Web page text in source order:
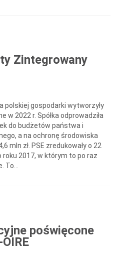
Zintegrowany
polskiej gospodarki wytworzyły
w 2022 r. Spółka odprowadziła
do budżetów państwa i
a na ochronę środowiska
mln zł. PSE zredukowały o 22
roku 2017, w którym to po raz
To...
poświęcone